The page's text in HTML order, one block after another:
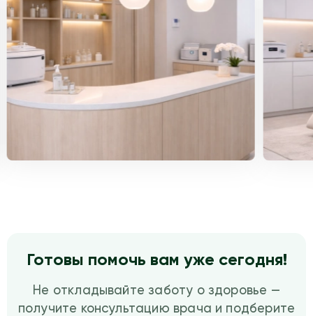
Готовы помочь вам уже сегодня!
Не откладывайте заботу о здоровье —
получите консультацию врача и подберите